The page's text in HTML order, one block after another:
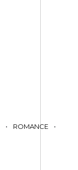
• ROMANCE
•